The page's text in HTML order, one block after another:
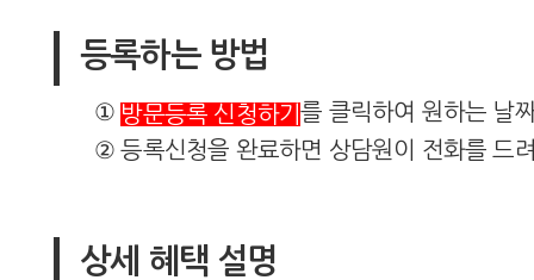
등록하는 방법
① 방문등록 신청하기를 클릭하여 원하는 날
② 등록신청을 완료하면 상담원이 전화를 드
상세 혜택 설명